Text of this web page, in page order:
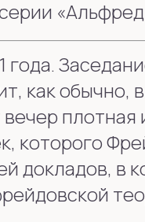
года.
как обычно,
которого
докладов, в